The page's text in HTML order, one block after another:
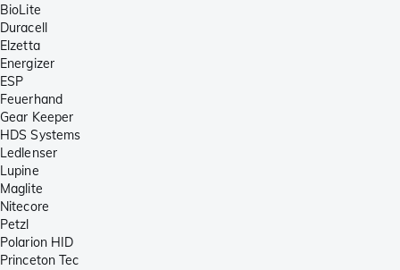
BioLite
Duracell
Elzetta
Energizer
ESP
Feuerhand
Gear Keeper
HDS Systems
Ledlenser
Lupine
Maglite
Nitecore
Petzl
Polarion HID
Princeton Tec